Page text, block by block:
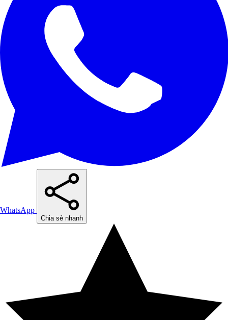
WhatsApp
Chia sẻ nhanh